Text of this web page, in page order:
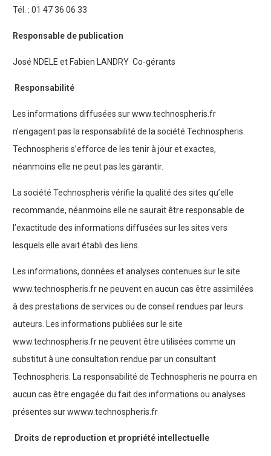
Tél. : 01 47 36 06 33
Responsable de publication
José NDELE et Fabien LANDRY Co-gérants
Responsabilité
Les informations diffusées sur www.technospheris.fr
n’engagent pas la responsabilité de la société Technospheris.
Technospheris s’efforce de les tenir à jour et exactes,
néanmoins elle ne peut pas les garantir.
La société Technospheris vérifie la qualité des sites qu’elle
recommande, néanmoins elle ne saurait être responsable de
l’exactitude des informations diffusées sur les sites vers
lesquels elle avait établi des liens.
Les informations, données et analyses contenues sur le site
www.technospheris.fr ne peuvent en aucun cas être assimilées
à des prestations de services ou de conseil rendues par leurs
auteurs. Les informations publiées sur le site
www.technospheris.fr ne peuvent être utilisées comme un
substitut à une consultation rendue par un consultant
Technospheris. La responsabilité de Technospheris ne pourra en
aucun cas être engagée du fait des informations ou analyses
présentes sur wwww.technospheris.fr
Droits de reproduction et propriété intellectuelle